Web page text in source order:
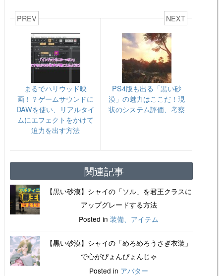
PREV
まるでハリウッド映
画！？ゲームサウンドに
DAWを使い、リアルタイ
ムにエフェクトをかけて
迫力を出す方法
NEXT
PS4版も出る「黒い砂
漠」の魅力はここだ！現
状のシステム評価、考察
関連記事
【黒い砂漠】シャイの「ソル」を君王クラスに
アップグレードする方法
Posted in 装備、アイテム
【黒い砂漠】シャイの「めろめろうさぎ衣装」
で心がぴょんぴょんじゃ
Posted in アバター